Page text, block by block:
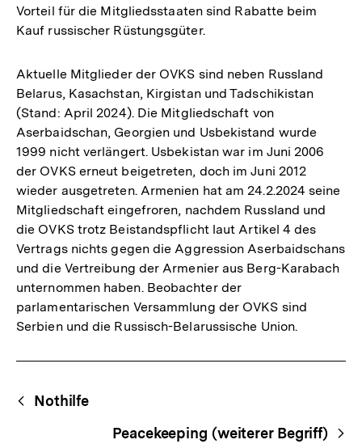
Vorteil für die Mitgliedsstaaten sind Rabatte beim
Kauf russischer Rüstungsgüter.
Aktuelle Mitglieder der OVKS sind neben Russland
Belarus, Kasachstan, Kirgistan und Tadschikistan
(Stand: April 2024). Die Mitgliedschaft von
Aserbaidschan, Georgien und Usbekistand wurde
1999 nicht verlängert. Usbekistan war im Juni 2006
der OVKS erneut beigetreten, doch im Juni 2012
wieder ausgetreten. Armenien hat am 24.2.2024 seine
Mitgliedschaft eingefroren, nachdem Russland und
die OVKS trotz Beistandspflicht laut Artikel 4 des
Vertrags nichts gegen die Aggression Aserbaidschans
und die Vertreibung der Armenier aus Berg-Karabach
unternommen haben. Beobachter der
parlamentarischen Versammlung der OVKS sind
Serbien und die Russisch-Belarussische Union.
Begriffsnavigation
Content-
Navigation
Nothilfe
Peacekeeping (weiterer Begriff)